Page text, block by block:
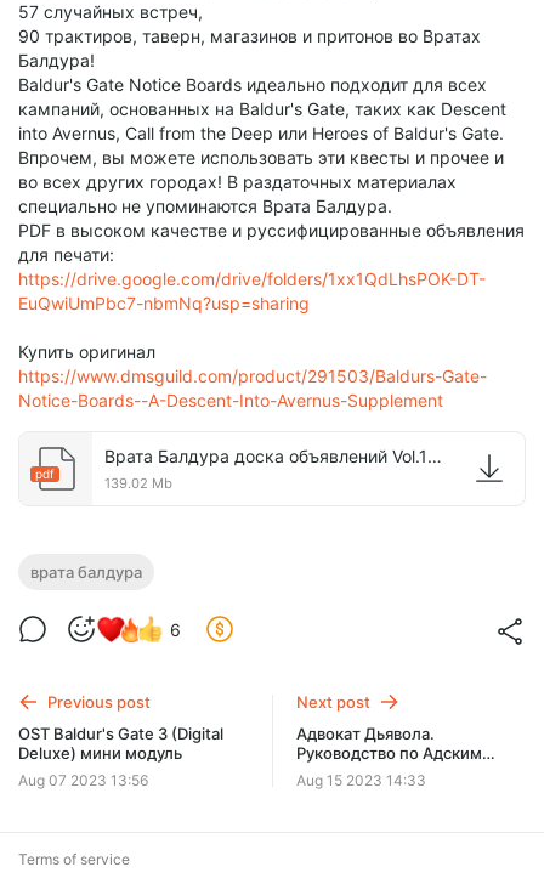
57 случайных встреч,
90 трактиров, таверн, магазинов и притонов во Вратах
Балдура!
Baldur's Gate Notice Boards идеально подходит для всех
кампаний, основанных на Baldur's Gate, таких как Descent
into Avernus, Call from the Deep или Heroes of Baldur's Gate.
Впрочем, вы можете использовать эти квесты и прочее и
во всех других городах! В раздаточных материалах
специально не упоминаются Врата Балдура.
PDF в высоком качестве и руссифицированные объявления
для печати:
https://drive.google.com/drive/folders/1xx1QdLhsPOK-DT-
EuQwiUmPbc7-nbmNq?usp=sharing
Купить оригинал
https://www.dmsguild.com/product/291503/Baldurs-Gate-
Notice-Boards--A-Descent-Into-Avernus-Supplement
pdf
Врата Балдура доска объявлений Vol.1 Rus.pdf
139.02 Mb
врата балдура
6
Previous post
OST Baldur's Gate 3 (Digital
Deluxe) мини модуль
Aug 07 2023 13:56
Next post
Адвокат Дьявола.
Руководство по Адским
контрактам. Foundry V11.
Aug 15 2023 14:33
Terms of service